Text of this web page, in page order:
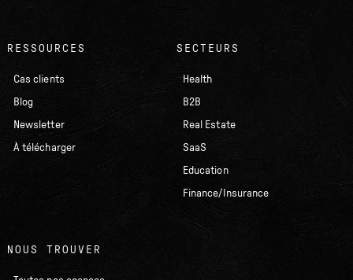
RESSOURCES
Cas clients
Blog
Newsletter
À télécharger
SECTEURS
Health
B2B
Real Estate
SaaS
Education
Finance/Insurance
NOUS TROUVER